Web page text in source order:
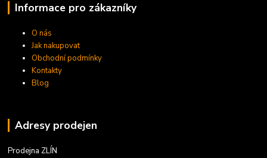
Informace pro zákazníky
O nás
Jak nakupovat
Obchodní podmínky
Kontakty
Blog
Adresy prodejen
Prodejna ZLÍN